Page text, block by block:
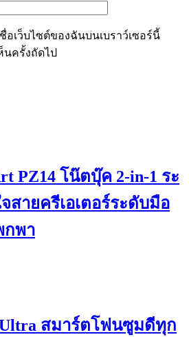
เว็บไซต์ของฉันบนเบราว์เซอร์นี้
นครั้งถัดไป
PZ14 โน๊ตบุ๊ค 2-in-1 ระ
สายครีเอเตอร์ระดับมือ
กพา
Ultra สมาร์ตโฟนซูมดีทุก